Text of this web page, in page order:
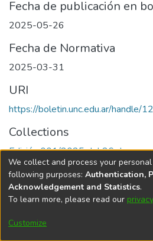
Fecha de publicación en
2025-05-26
Fecha de Normativa
2025-03-31
URI
https://boletin.unc.edu.ar/handle/
Collections
Edición 001/2025 del 26 de
Universidad
We collect and process your
following purposes: Authentication,
Acknowledgement and Statistics.
To learn more, please read our
Customize